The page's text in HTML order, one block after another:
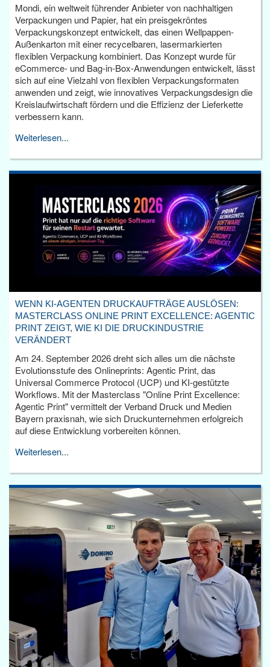
Mondi, ein weltweit führender Anbieter von nachhaltigen
Verpackungen und Papier, hat ein preisgekröntes
Verpackungskonzept entwickelt, das einen Wellpappen-
Außenkarton mit einer recycelbaren, lasermarkierten
flexiblen Verpackung kombiniert. Das Konzept wurde für
eCommerce- und Bag-in-Box-Anwendungen entwickelt, lässt
sich auf eine Vielzahl von flexiblen Verpackungsformaten
anwenden und zeigt, wie innovatives Verpackungsdesign die
Kreislaufwirtschaft fördern und die Effizienz der Lieferkette
verbessern kann.
Weiterlesen...
WENN KI-AGENTEN DRUCKAUFTRÄGE AUSLÖSEN:
MASTERCLASS ONLINE PRINT EXCELLENCE: AGENTIC
PRINT ZEIGT, WIE KI DIE DRUCKINDUSTRIE
VERÄNDERT
Am 24. September 2026 dreht sich alles um die nächste
Evolutionsstufe des Onlineprints: Agentic Print, das
Universal Commerce Protocol (UCP) und KI-gestützte
Workflows. Mit der Masterclass "Online Print Excellence:
Agentic Print" vermittelt der Verband Druck und Medien
Bayern praxisnah, wie sich Druckunternehmen erfolgreich
auf diese Entwicklung vorbereiten können.
Weiterlesen...